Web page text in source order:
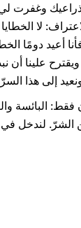
وغفرت لي
لا
أعيد دومًا
علينا أن
إلى هذا
فقط: البائسة
الشرّ. لندخل في